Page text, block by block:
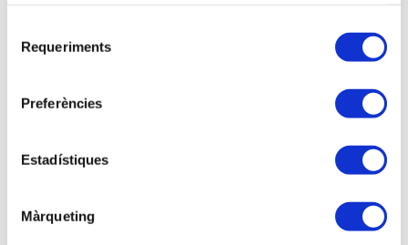
Requeriments
Preferències
Estadístiques
Màrqueting
Inscripció PRESENCIAL